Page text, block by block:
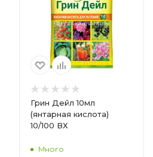
Грин Дейл 10мл
(янтарная кислота)
10/100 ВХ
Много